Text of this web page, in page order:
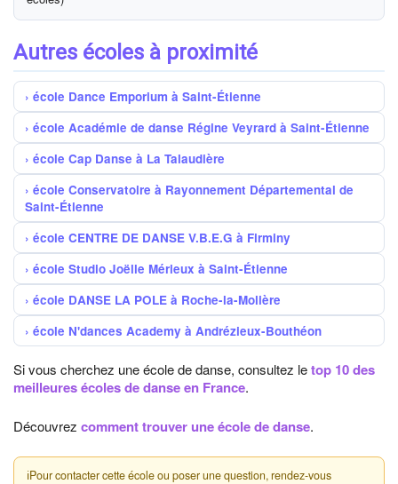
Autres écoles à proximité
école Dance Emporium à Saint-Étienne
école Académie de danse Régine Veyrard à Saint-Étienne
école Cap Danse à La Talaudière
école Conservatoire à Rayonnement Départemental de
Saint-Étienne
école CENTRE DE DANSE V.B.E.G à Firminy
école Studio Joëlle Mérieux à Saint-Étienne
école DANSE LA POLE à Roche-la-Molière
école N'dances Academy à Andrézieux-Bouthéon
Si vous cherchez une école de danse, consultez letop 10 des
meilleures écoles de danse en France.
Découvrez comment trouver une école de danse.
ℹPour contacter cette école ou poser une question, rendez-vous